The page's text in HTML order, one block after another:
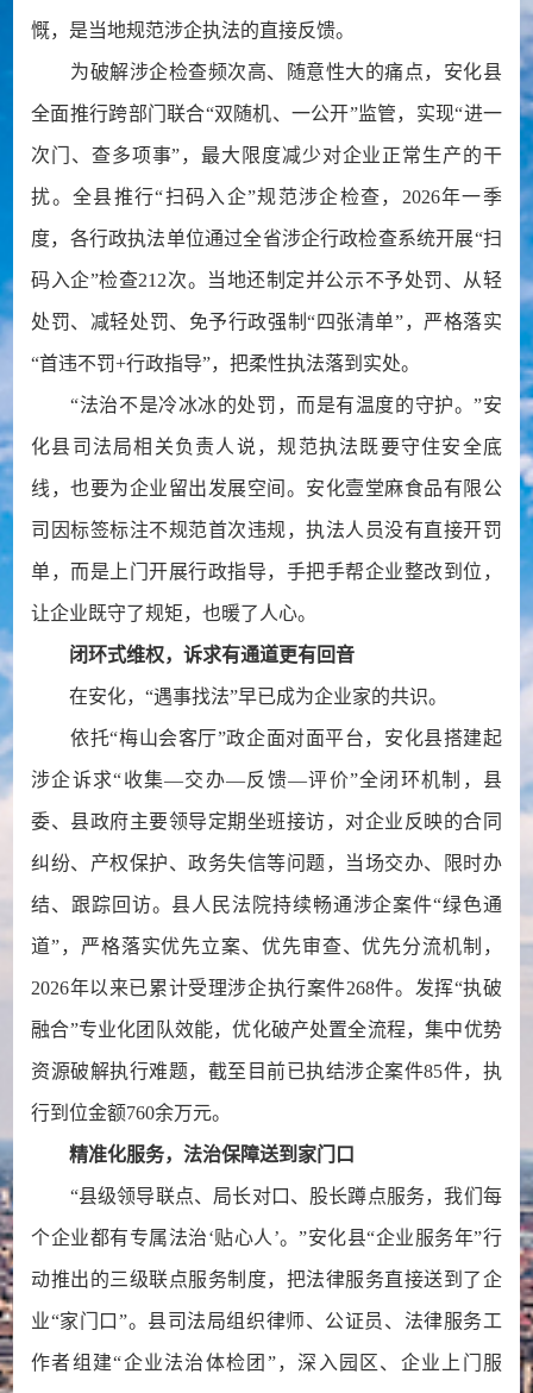
慨，是当地规范涉企执法的直接反馈。
为破解涉企检查频次高、随意性大的痛点，安化县
全面推行跨部门联合“双随机、一公开”监管，实现“进一
次门、查多项事”，最大限度减少对企业正常生产的干
扰。全县推行“扫码入企”规范涉企检查，2026年一季
度，各行政执法单位通过全省涉企行政检查系统开展“扫
码入企”检查212次。当地还制定并公示不予处罚、从轻
处罚、减轻处罚、免予行政强制“四张清单”，严格落实
“首违不罚+行政指导”，把柔性执法落到实处。
“法治不是冷冰冰的处罚，而是有温度的守护。”安
化县司法局相关负责人说，规范执法既要守住安全底
线，也要为企业留出发展空间。安化壹堂麻食品有限公
司因标签标注不规范首次违规，执法人员没有直接开罚
单，而是上门开展行政指导，手把手帮企业整改到位，
让企业既守了规矩，也暖了人心。
闭环式维权，诉求有通道更有回音
在安化，“遇事找法”早已成为企业家的共识。
依托“梅山会客厅”政企面对面平台，安化县搭建起
涉企诉求“收集—交办—反馈—评价”全闭环机制，县
委、县政府主要领导定期坐班接访， 对企业反映的合同
纠纷、产权保护、政务失信等问题，当场交办、限时办
结、跟踪回访。县人民法院持续畅通涉企案件“绿色通
道”，严格落实优先立案、优先审查、优先分流机制，
2026年以来已累计受理涉企执行案件268件。发挥“执破
融合”专业化团队效能，优化破产处置全流程，集中优势
资源破解执行难题，截至目前已执结涉企案件85件，执
行到位金额760余万元。
精准化服务，法治保障送到家门口
“县级领导联点、局长对口、股长蹲点服务，我们每
个企业都有专属法治‘贴心人’。”安化县“企业服务年”行
动推出的三级联点服务制度，把法律服务直接送到了企
业“家门口”。县司法局组织律师、公证员、法律服务工
作者组建“企业法治体检团”，深入园区、企业上门服